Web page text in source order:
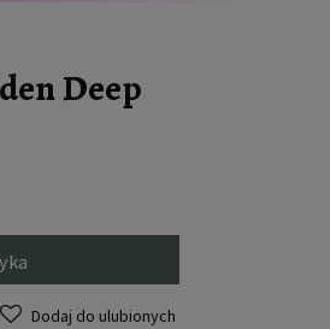
Deep
Dodaj do ulubionych